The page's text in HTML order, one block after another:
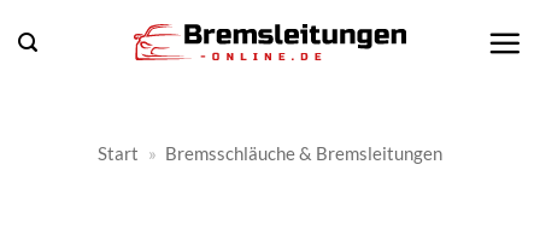
Inhalt
Start » Bremsschläuche & Bremsleitungen